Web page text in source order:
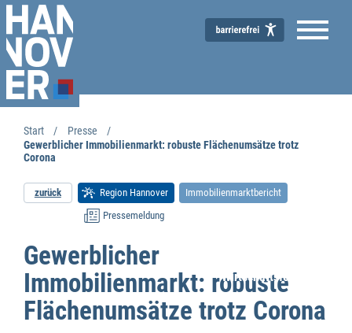
Wirtschaftsförderung
Start
Presse
Gewerblicher Immobilienmarkt: robuste Flächenumsätze trotz
Corona
zurück Region Hannover
Immobilienmarktbericht
Pressemeldung
Gewerblicher
Immobilienmarkt: robuste
Flächenumsätze trotz Corona